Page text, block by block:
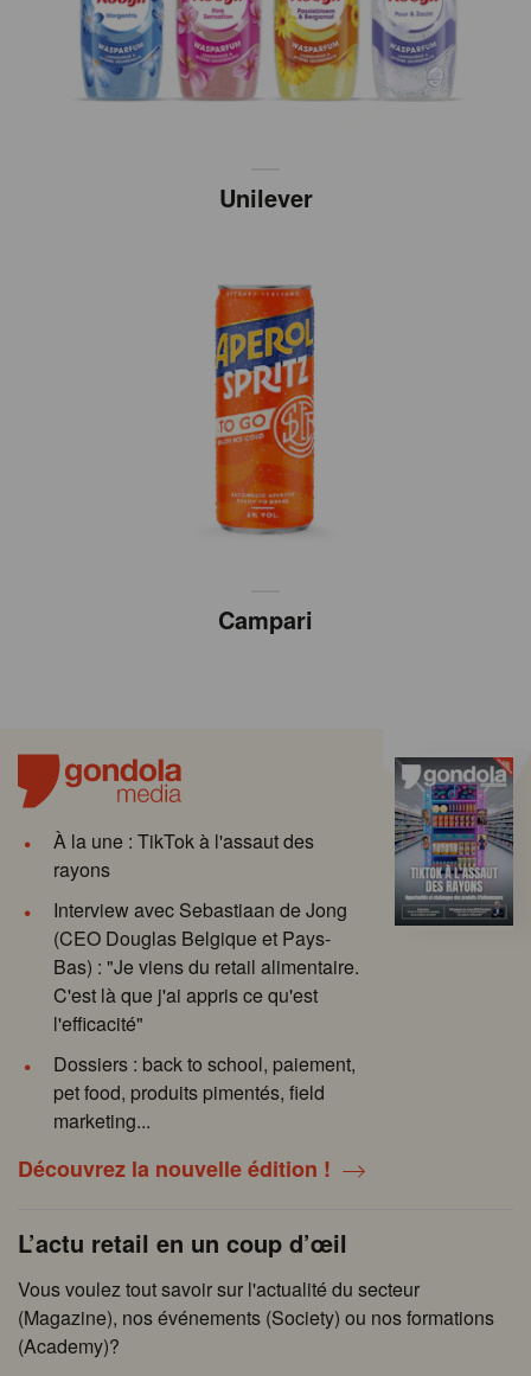
Unilever
Campari
À la une : TikTok à l'assaut des
rayons
Interview avec Sebastiaan de Jong
(CEO Douglas Belgique et Pays-
Bas) : "Je viens du retail alimentaire.
C'est là que j'ai appris ce qu'est
l'efficacité"
Dossiers : back to school, paiement,
pet food, produits pimentés, field
marketing...
Découvrez la nouvelle édition !
L’actu retail en un coup d’œil
Vous voulez tout savoir sur l'actualité du secteur
(Magazine), nos événements (Society) ou nos formations
(Academy)?